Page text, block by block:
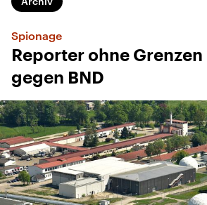
Spionage
Reporter ohne
gegen BND